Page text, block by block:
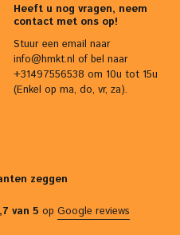
Heeft u nog vragen, neem
contact met ons op!
Stuur een email naar
info@hmkt.nl of bel naar
+31497556538 om 10u tot 15u
(Enkel op ma, do, vr, za).
zeggen
van 5 op Google reviews